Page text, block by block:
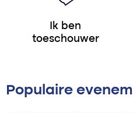
Ik ben
toeschouwer
Populaire